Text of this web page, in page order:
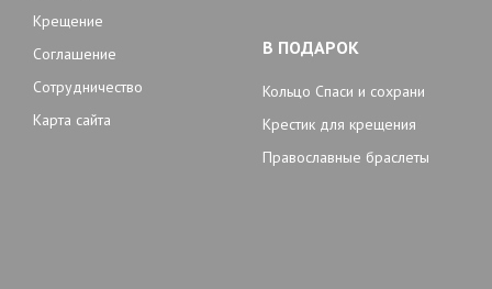
Крещение
Соглашение
Сотрудничество
Карта сайта
В ПОДАРОК
Кольцо Спаси и сохрани
Крестик для крещения
Православные браслеты